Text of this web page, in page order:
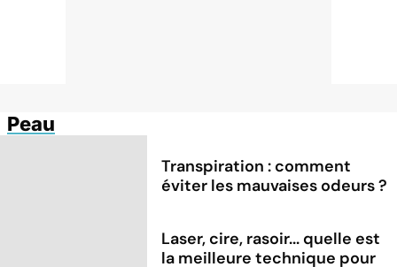
Peau
Transpiration : comment
éviter les mauvaises odeurs ?
Laser, cire, rasoir... quelle est
la meilleure technique pour